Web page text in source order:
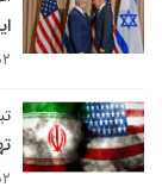
۰۲
۰۲